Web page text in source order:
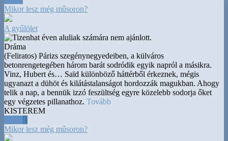
Mikor lesz még műsoron?
A gyűlölet
Dráma
(Feliratos) Párizs szegénynegyedeiben, a külváros
betonrengetegében három barát sodródik egyik napról a másikra.
Vinz, Hubert és… Saïd különböző háttérből érkeznek, mégis
ugyanazt a dühöt és kilátástalanságot hordozzák magukban. Ahogy
telik a nap, a bennük izzó feszültség egyre közelebb sodorja őket
egy végzetes pillanathoz. Tovább
KISTEREM
F
Mikor lesz még műsoron?